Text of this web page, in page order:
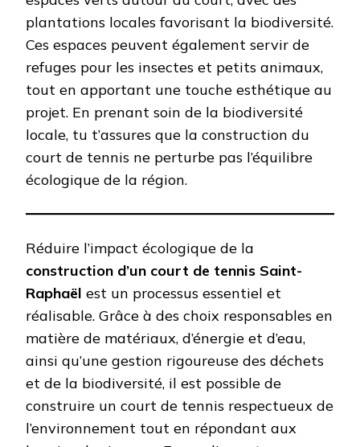
plantations locales favorisant la biodiversité.
Ces espaces peuvent également servir de
refuges pour les insectes et petits animaux,
tout en apportant une touche esthétique au
projet. En prenant soin de la biodiversité
locale, tu t’assures que la construction du
court de tennis ne perturbe pas l’équilibre
écologique de la région.
Réduire l’impact écologique de la
construction d’un court de tennis Saint-
Raphaël est un processus essentiel et
réalisable. Grâce à des choix responsables en
matière de matériaux, d’énergie et d’eau,
ainsi qu’une gestion rigoureuse des déchets
et de la biodiversité, il est possible de
construire un court de tennis respectueux de
l’environnement tout en répondant aux